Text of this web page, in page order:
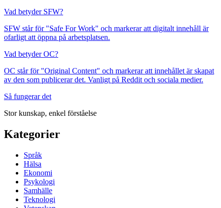
Vad betyder SFW?
SFW står för "Safe For Work" och markerar att digitalt innehåll är
ofarligt att öppna på arbetsplatsen.
Vad betyder OC?
OC står för "Original Content" och markerar att innehållet är skapat
av den som publicerar det. Vanligt på Reddit och sociala medier.
Så fungerar det
Stor kunskap, enkel förståelse
Kategorier
Språk
Hälsa
Ekonomi
Psykologi
Samhälle
Teknologi